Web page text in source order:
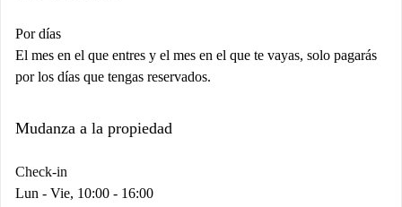
Por días
El mes en el que entres y el mes en el que te vayas, solo pagarás
por los días que tengas reservados.
Mudanza a la propiedad
Check-in
Lun - Vie, 10:00 - 16:00